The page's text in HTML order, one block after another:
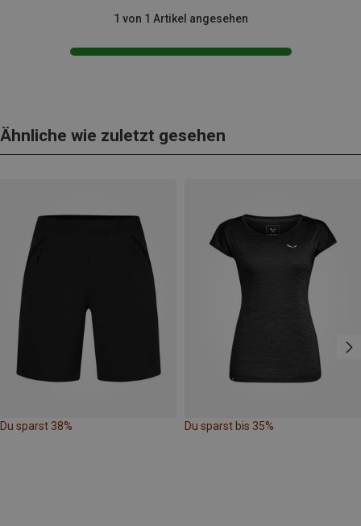
1 von 1 Artikel angesehen
Ähnliche wie zuletzt gesehen
Du sparst 38% Du sparst bis 35%